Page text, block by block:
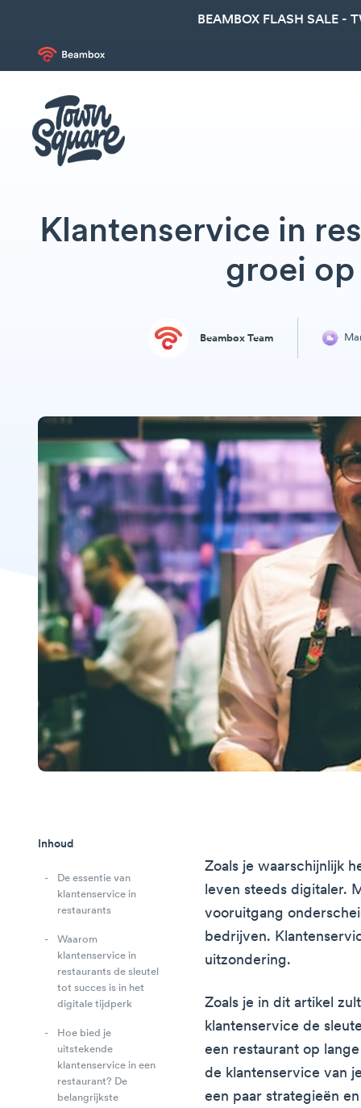
BEAMBOX FLASH SALE -
Klantenservice in
groei
Beambox Team
Inhoud
De essentie van
klantenservice in
restaurants
Waarom
klantenservice in
restaurants de sleutel
tot succes is in het
digitale tijdperk
Hoe bied je
uitstekende
klantenservice in een
restaurant? De
belangrijkste
Zoals je waarschijnlijk
leven steeds digitaler.
vooruitgang
bedrijven.
uitzondering.
Zoals je in dit artikel
klantenservice de
een restaurant op
de klantenservice van
een paar strategieën